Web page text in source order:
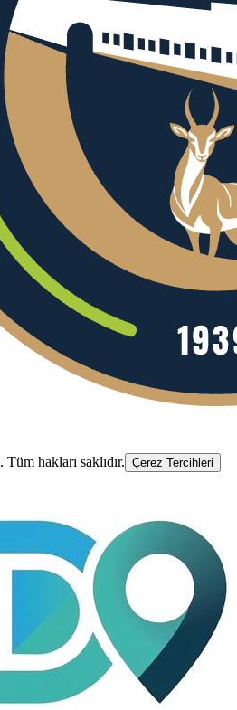
. Tüm hakları saklıdır. Çerez Tercihleri